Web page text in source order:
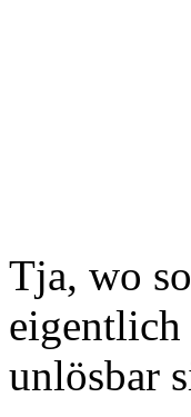
Tja, wo
eigentlich
unlösbar